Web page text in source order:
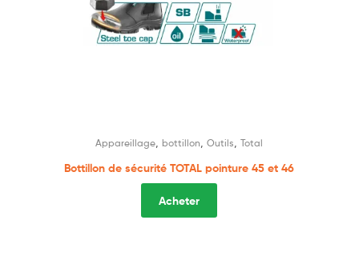
Appareillage, bottillon, Outils, Total
Bottillon de sécurité TOTAL pointure 45 et 46
Acheter